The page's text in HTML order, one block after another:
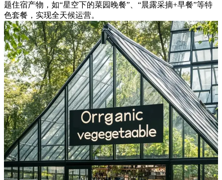
题住宿产物，如“星空下的菜园晚餐”、“晨露采摘+早餐”等特
色套餐，实现全天候运营。